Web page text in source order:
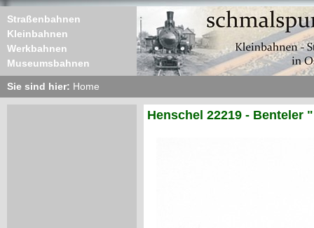
Straßenbahnen
Kleinbahnen
Werkbahnen
Museumsbahnen
Sie sind hier: Home
Henschel 22219 - Benteler